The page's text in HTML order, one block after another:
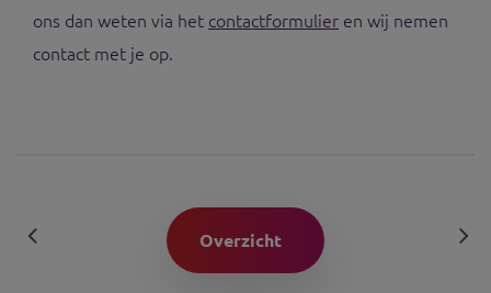
ons dan weten via het contactformulier en wij nemen
contact met je op.
Overzicht